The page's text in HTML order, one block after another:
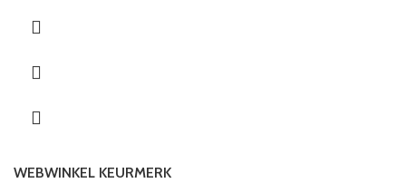
bevredigd en ze bevorderen ook nog de hand-oog-co�rdinatie en
WEBWINKEL KEURMERK